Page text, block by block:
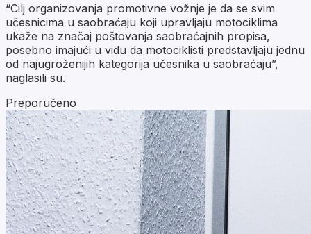
“Cilj organizovanja promotivne vožnje je da se svim
učesnicima u saobraćaju koji upravljaju motociklima
ukaže na značaj poštovanja saobraćajnih propisa,
posebno imajući u vidu da motociklisti predstavljaju jednu
od najugroženijih kategorija učesnika u saobraćaju”,
naglasili su.
Preporučeno